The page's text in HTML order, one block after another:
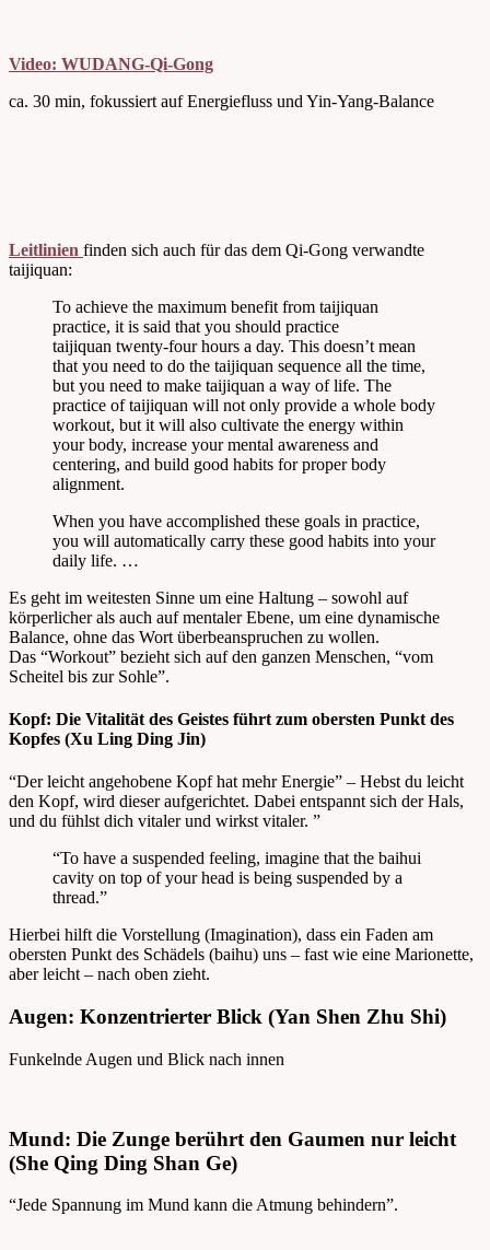
Video: WUDANG-Qi-Gong
ca. 30 min, fokussiert auf Energiefluss und Yin-Yang-Balance
Leitlinien finden sich auch für das dem Qi-Gong verwandte
taijiquan:
To achieve the maximum benefit from taijiquan
practice, it is said that you should practice
taijiquan twenty-four hours a day. This doesn’t mean
that you need to do the taijiquan sequence all the time,
but you need to make taijiquan a way of life. The
practice of taijiquan will not only provide a whole body
workout, but it will also cultivate the energy within
your body, increase your mental awareness and
centering, and build good habits for proper body
alignment.
When you have accomplished these goals in practice,
you will automatically carry these good habits into your
daily life. …
Es geht im weitesten Sinne um eine Haltung – sowohl auf
körperlicher als auch auf mentaler Ebene, um eine dynamische
Balance, ohne das Wort überbeanspruchen zu wollen.
Das “Workout” bezieht sich auf den ganzen Menschen, “vom
Scheitel bis zur Sohle”.
Kopf: Die Vitalität des Geistes führt zum obersten Punkt des
Kopfes (Xu Ling Ding Jin)
“Der leicht angehobene Kopf hat mehr Energie” – Hebst du leicht
den Kopf, wird dieser aufgerichtet. Dabei entspannt sich der Hals,
und du fühlst dich vitaler und wirkst vitaler. ”
“To have a suspended feeling, imagine that the baihui
cavity on top of your head is being suspended by a
thread.”
Hierbei hilft die Vorstellung (Imagination), dass ein Faden am
obersten Punkt des Schädels (baihu) uns – fast wie eine Marionette,
aber leicht – nach oben zieht.
Augen: Konzentrierter Blick (Yan Shen Zhu Shi)
Funkelnde Augen und Blick nach innen
Mund: Die Zunge berührt den Gaumen nur leicht
(She Qing Ding Shan Ge)
“Jede Spannung im Mund kann die Atmung behindern”.